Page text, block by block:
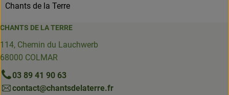
Chants de la Terre
CHANTS DE LA TERRE
114, Chemin du Lauchwerb
68000 COLMAR
03 89 41 90 63
contact@chantsdelaterre.fr